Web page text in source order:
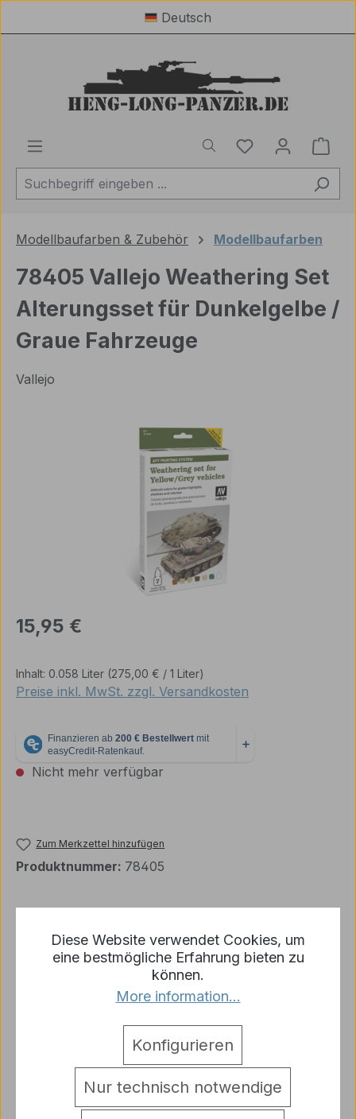
Zum Hauptinhalt springenDeutsch
Du hast 0
Modellbaufarben & Zubehör Modellbaufarben
78405 Vallejo Weathering Set
Alterungsset für Dunkelgelbe /
Graue Fahrzeuge
Vallejo
Bildergalerie überspringen
Regulärer Preis:
15,95 €
Inhalt: 0.058 Liter (275,00 € / 1 Liter)
Preise inkl. MwSt. zzgl. Versandkosten
Nicht mehr verfügbar
Zum Merkzettel hinzufügen
Produktnummer: 78405
Beschreibung
Alterungsset für Dunkelgelbe / Graue Fahrzeuge
Vallejo Weathering Set für Dunkelgelbe / Graue
Mehr
Bewertungen
Diese Website verwendet Cookies, um
eine bestmögliche Erfahrung bieten zu
können.
More information...
Nur technisch notwendige
Konfigurieren